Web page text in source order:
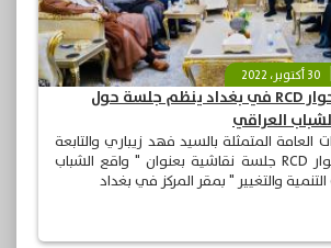
30 أكتوبر، 2022
مركز الرافدين للحوار RCD في بغداد ينظم جلسة حول
العراقي
العامة المتمثلة بالسيد فهد زيباري والتابعة
لمركز الرافدين للحوار RCD جلسة نقاشية بعنوان " واقع الشباب
والتغيير " بمقر المركز في بغداد